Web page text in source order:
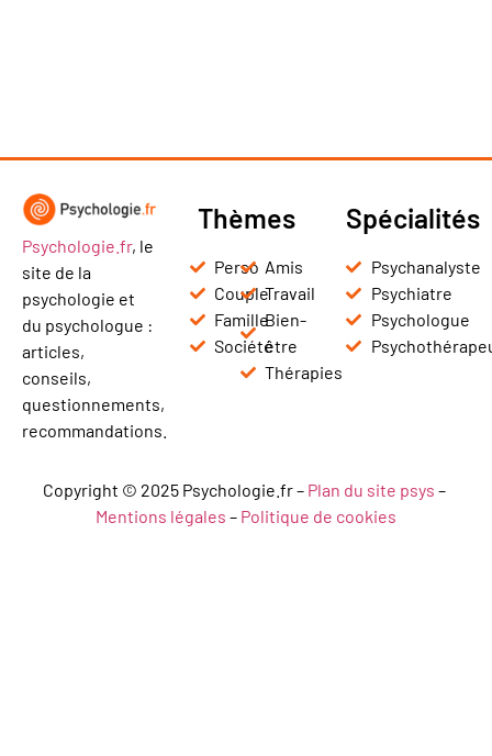
Psychologie.fr, le
site de la
psychologie et
du psychologue :
articles,
conseils,
questionnements,
recommandations.
Thèmes
Perso
Couple
Famille
Société
Amis
Travail
Bien-
être
Thérapies
Spécialités
Psychanalyste
Psychiatre
Psychologue
Copyright © 2025 Psychologie.fr – Plan du site psys –
Mentions légales – Politique de cookies